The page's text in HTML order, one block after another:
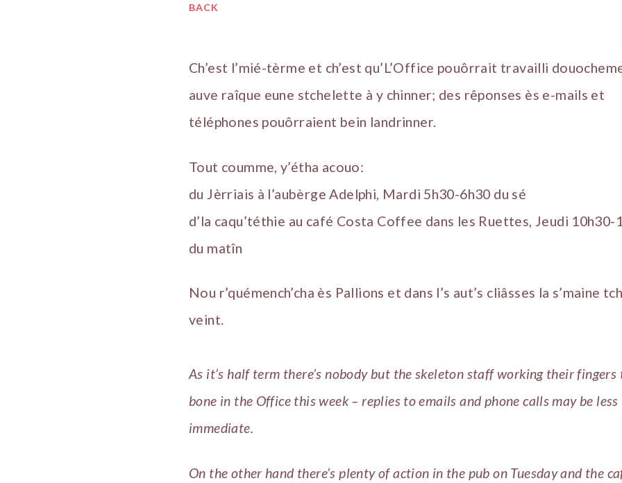
BACK
Ch’est l’mié-tèrme et ch’est qu’L’Office pouôrrait travailli
auve raîque eune stchelette à y chinner; des rêponses ès e-mails et
téléphones pouôrraient bein landrinner.
Tout coumme, y’étha acouo:
du Jèrriais à l’aubèrge Adelphi, Mardi 5h30-6h30 du sé
d’la caqu’téthie au café Costa Coffee dans les Ruettes, Jeudi 10h30-
du matîn
Nou r’quémench’cha ès Pallions et dans l’s aut’s cliâsses la s’maine
veint.
As it’s half term there’s nobody but the skeleton staff working their fingers
bone in the Office this week – replies to emails and phone calls may be
immediate.
On the other hand there’s plenty of action in the pub on Tuesday and the